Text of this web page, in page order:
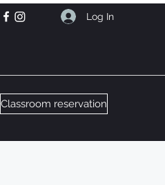
Log In
Classroom reservation